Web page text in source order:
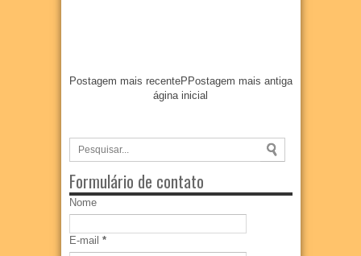
Postagem mais recente Postagem mais antiga
P
ágina inicial
Formulário de contato
Nome
E-mail *